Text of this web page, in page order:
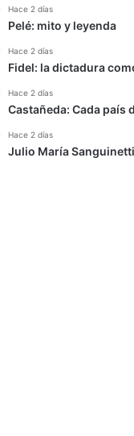
Hace 2 días
Pelé: mito y leyenda
Hace 2 días
Fidel: la dictadura
Hace 2 días
Castañeda: Cada país
Hace 2 días
Julio María